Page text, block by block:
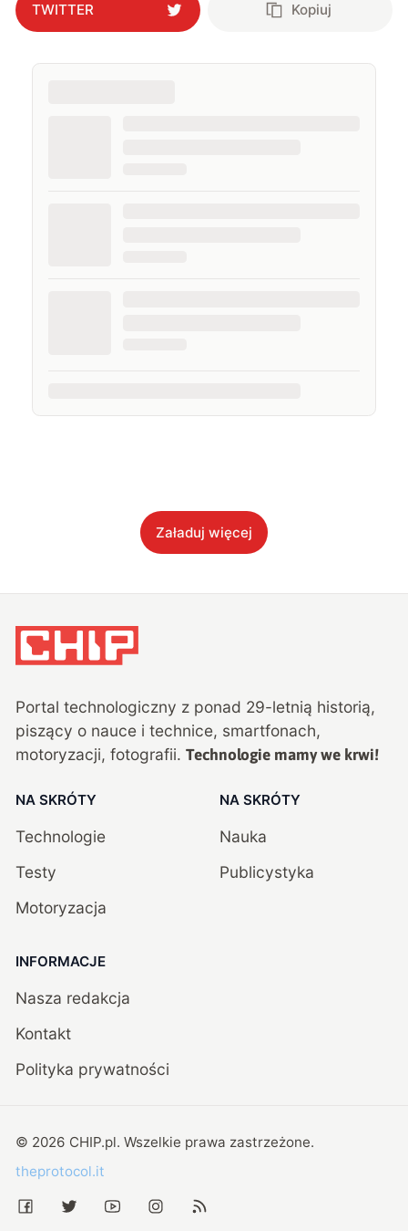
TWITTER Kopiuj
Załaduj więcej
Portal technologiczny z ponad 29-letnią historią,
piszący o nauce i technice, smartfonach,
motoryzacji, fotografii. Technologie mamy we krwi!
NA SKRÓTY
Technologie
Testy
Motoryzacja
NA SKRÓTY
Nauka
Publicystyka
INFORMACJE
Nasza redakcja
Kontakt
Polityka prywatności
© 2026 CHIP.pl. Wszelkie prawa zastrzeżone.
theprotocol.it